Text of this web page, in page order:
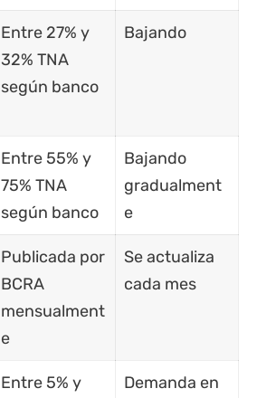
Entre 27% y
32% TNA
según banco
Bajando
Entre 55% y
75% TNA
según banco
Bajando
gradualment
e
Publicada por
BCRA
mensualment
e
Se actualiza
cada mes
Entre 5% y
Demanda en